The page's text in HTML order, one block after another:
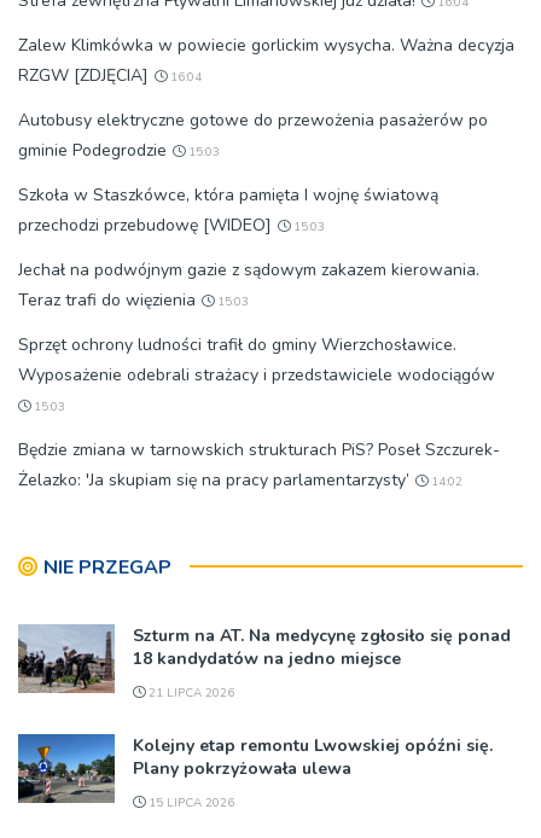
Zalew Klimkówka w powiecie gorlickim wysycha. Ważna decyzja
RZGW [ZDJĘCIA]
16:04
Autobusy elektryczne gotowe do przewożenia pasażerów po
gminie Podegrodzie
15:03
Szkoła w Staszkówce, która pamięta I wojnę światową
przechodzi przebudowę [WIDEO]
15:03
Jechał na podwójnym gazie z sądowym zakazem kierowania.
Teraz trafi do więzienia
15:03
Sprzęt ochrony ludności trafił do gminy Wierzchosławice.
Wyposażenie odebrali strażacy i przedstawiciele wodociągów
15:03
Będzie zmiana w tarnowskich strukturach PiS? Poseł Szczurek-
Żelazko: 'Ja skupiam się na pracy parlamentarzysty’
14:02
NIE PRZEGAP
Szturm na AT. Na medycynę zgłosiło się ponad
18 kandydatów na jedno miejsce
21 LIPCA 2026
Kolejny etap remontu Lwowskiej opóźni się.
Plany pokrzyżowała ulewa
15 LIPCA 2026